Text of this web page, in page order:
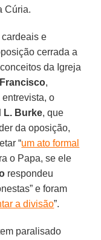
Cúria.
e
cerrada a
da Igreja
Francisco,
entrevista, o
L. Burke, que
da oposição,
“um ato formal
o Papa, se ele
respondeu
e foram
a divisão”.
paralisado